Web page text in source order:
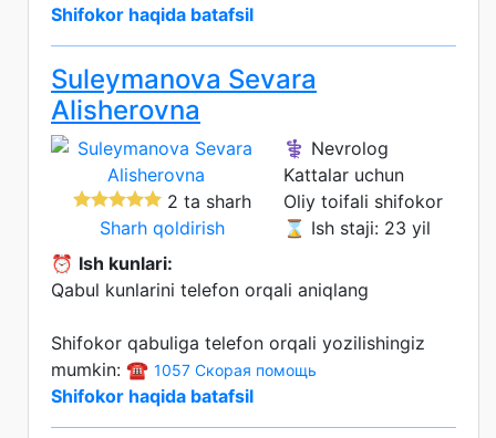
Shifokor haqida batafsil
Suleymanova Sevara
Alisherovna
2 ta sharh
Sharh qoldirish
⚕️ Nevrolog
Kattalar uchun
Oliy toifali shifokor
⌛ Ish staji: 23 yil
⏰ Ish kunlari:
Qabul kunlarini telefon orqali aniqlang
Shifokor qabuliga telefon orqali yozilishingiz
mumkin: ☎️ 1057 Скорая помощь
Shifokor haqida batafsil